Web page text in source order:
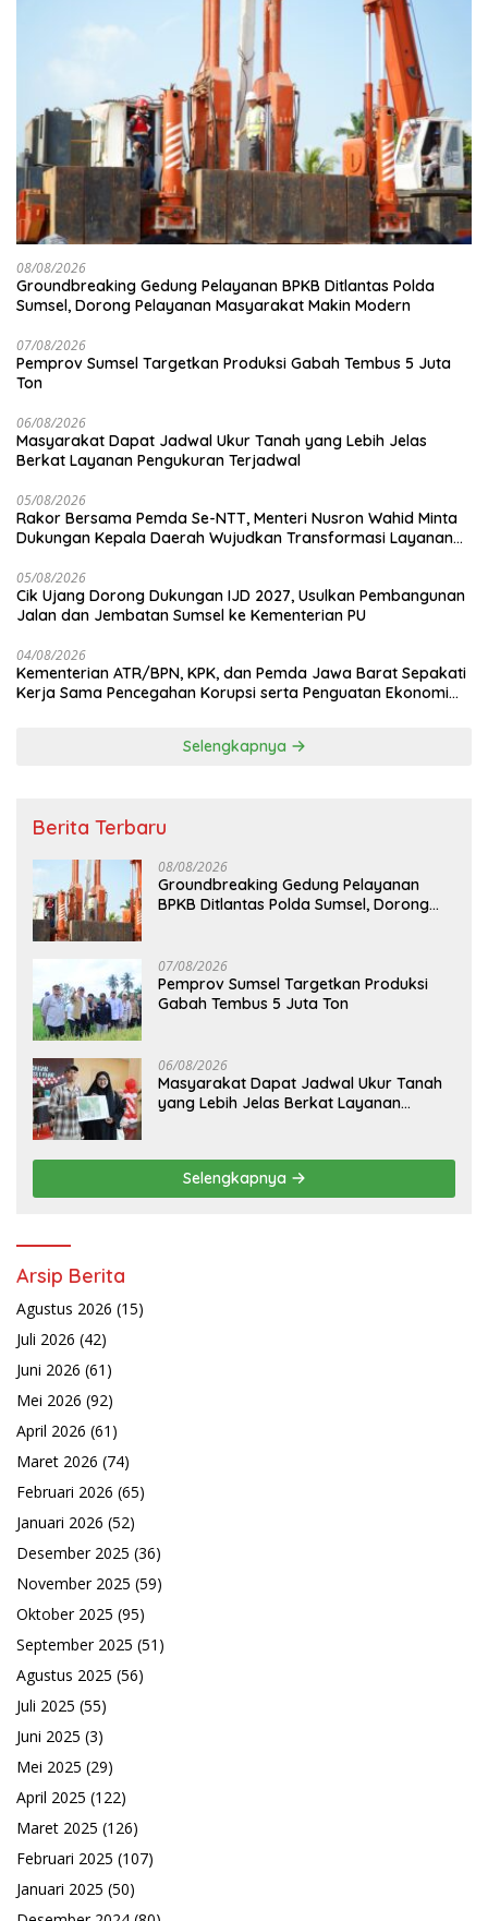
08/08/2026
Groundbreaking Gedung Pelayanan BPKB Ditlantas Polda
Sumsel, Dorong Pelayanan Masyarakat Makin Modern
07/08/2026
Pemprov Sumsel Targetkan Produksi Gabah Tembus 5 Juta
Ton
06/08/2026
Masyarakat Dapat Jadwal Ukur Tanah yang Lebih Jelas
Berkat Layanan Pengukuran Terjadwal
05/08/2026
Rakor Bersama Pemda Se-NTT, Menteri Nusron Wahid Minta
Dukungan Kepala Daerah Wujudkan Transformasi Layanan
05/08/2026
Cik Ujang Dorong Dukungan IJD 2027, Usulkan Pembangunan
Jalan dan Jembatan Sumsel ke Kementerian PU
04/08/2026
Kementerian ATR/BPN, KPK, dan Pemda Jawa Barat Sepakati
Kerja Sama Pencegahan Korupsi serta Penguatan Ekonomi
Selengkapnya
Berita Terbaru
08/08/2026
Groundbreaking Gedung Pelayanan
BPKB Ditlantas Polda Sumsel, Dorong
07/08/2026
Pemprov Sumsel Targetkan Produksi
Gabah Tembus 5 Juta Ton
06/08/2026
Masyarakat Dapat Jadwal Ukur Tanah
yang Lebih Jelas Berkat Layanan
Selengkapnya
Arsip Berita
Agustus 2026 (15)
Juli 2026 (42)
Juni 2026 (61)
Mei 2026 (92)
April 2026 (61)
Maret 2026 (74)
Februari 2026 (65)
Januari 2026 (52)
Desember 2025 (36)
November 2025 (59)
Oktober 2025 (95)
September 2025 (51)
Agustus 2025 (56)
Juli 2025 (55)
Juni 2025 (3)
Mei 2025 (29)
April 2025 (122)
Maret 2025 (126)
Februari 2025 (107)
Januari 2025 (50)